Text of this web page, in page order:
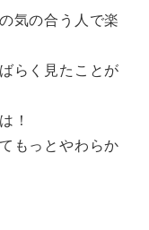
気の合う人で楽
らく見たことが
！
もっとやわらか